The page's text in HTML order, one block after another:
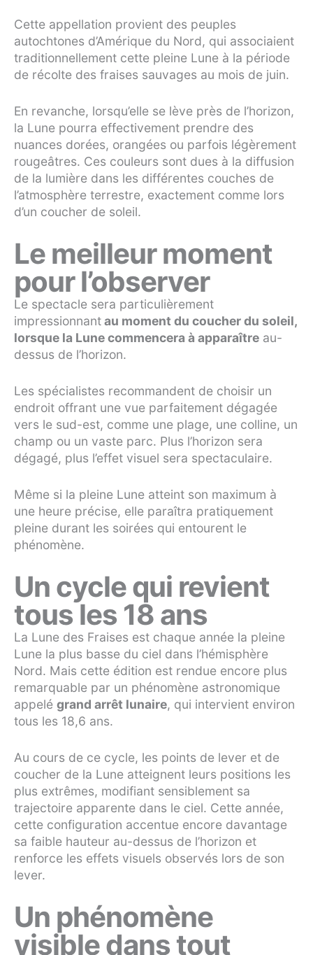
Cette appellation provient des peuples
autochtones d’Amérique du Nord, qui associaient
traditionnellement cette pleine Lune à la période
de récolte des fraises sauvages au mois de juin.
En revanche, lorsqu’elle se lève près de l’horizon,
la Lune pourra effectivement prendre des
nuances dorées, orangées ou parfois légèrement
rougeâtres. Ces couleurs sont dues à la diffusion
de la lumière dans les différentes couches de
l’atmosphère terrestre, exactement comme lors
d’un coucher de soleil.
Le meilleur moment
pour l’observer
Le spectacle sera particulièrement
impressionnantau moment du coucher du soleil,
lorsque la Lune commencera à apparaître au-
dessus de l’horizon.
Les spécialistes recommandent de choisir un
endroit offrant une vue parfaitement dégagée
vers le sud-est, comme une plage, une colline, un
champ ou un vaste parc. Plus l’horizon sera
dégagé, plus l’effet visuel sera spectaculaire.
Même si la pleine Lune atteint son maximum à
une heure précise, elle paraîtra pratiquement
pleine durant les soirées qui entourent le
phénomène.
Un cycle qui revient
tous les 18 ans
La Lune des Fraises est chaque année la pleine
Lune la plus basse du ciel dans l’hémisphère
Nord. Mais cette édition est rendue encore plus
remarquable par un phénomène astronomique
appelé grand arrêt lunaire, qui intervient environ
tous les 18,6 ans.
Au cours de ce cycle, les points de lever et de
coucher de la Lune atteignent leurs positions les
plus extrêmes, modifiant sensiblement sa
trajectoire apparente dans le ciel. Cette année,
cette configuration accentue encore davantage
sa faible hauteur au-dessus de l’horizon et
renforce les effets visuels observés lors de son
lever.
Un phénomène
visible dans tout